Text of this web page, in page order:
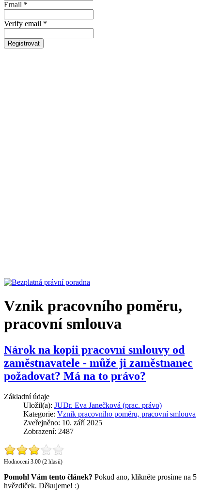
Email *
Verify email *
Registrovat
Vznik pracovního poměru,
pracovní smlouva
Nárok na kopii pracovní smlouvy od
zaměstnavatele - může ji zaměstnanec
požadovat? Má na to právo?
Základní údaje
Uložil(a): JUDr. Eva Janečková (prac. právo)
Kategorie: Vznik pracovního poměru, pracovní smlouva
Zveřejněno: 10. září 2025
Zobrazení: 2487
Hodnocení 3.00 (2 hlasů)
Pomohl Vám tento článek? Pokud ano, klikněte prosíme na 5
hvězdiček. Děkujeme! :)